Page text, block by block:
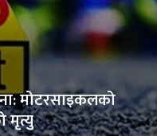
मोटरसाइकलको
मृत्यु